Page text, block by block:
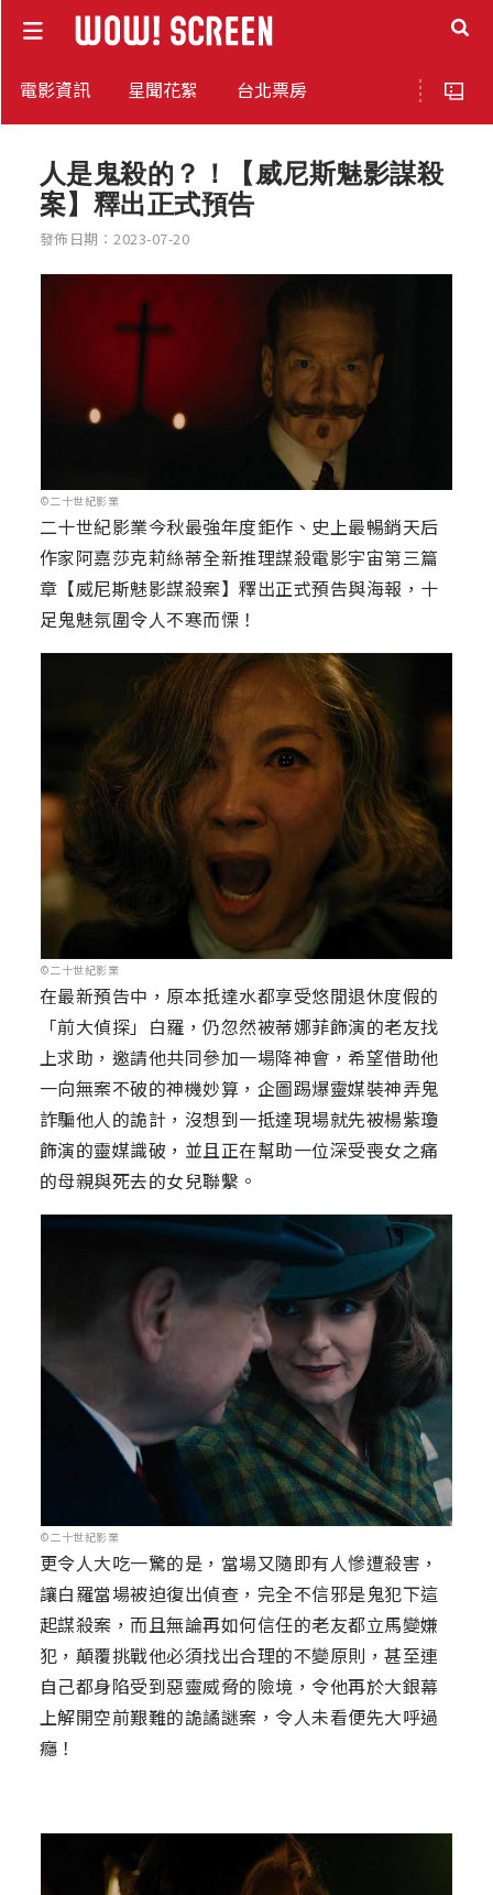
電影資訊 星聞花絮 台北票房
人是鬼殺的？！【威尼斯魅影謀殺
案】釋出正式預告
發佈日期：2023-07-20
©二十世紀影業
二十世紀影業今秋最強年度鉅作、史上最暢銷天后
作家阿嘉莎克莉絲蒂全新推理謀殺電影宇宙第三篇
章【威尼斯魅影謀殺案】釋出正式預告與海報，十
足鬼魅氛圍令人不寒而慄！
©二十世紀影業
在最新預告中，原本抵達水都享受悠閒退休度假的
「前大偵探」白羅，仍忽然被蒂娜菲飾演的老友找
上求助，邀請他共同參加一場降神會，希望借助他
一向無案不破的神機妙算，企圖踢爆靈媒裝神弄鬼
詐騙他人的詭計，沒想到一抵達現場就先被楊紫瓊
飾演的靈媒識破，並且正在幫助一位深受喪女之痛
的母親與死去的女兒聯繫。
©二十世紀影業
更令人大吃一驚的是，當場又隨即有人慘遭殺害，
讓白羅當場被迫復出偵查，完全不信邪是鬼犯下這
起謀殺案，而且無論再如何信任的老友都立馬變嫌
犯，顛覆挑戰他必須找出合理的不變原則，甚至連
自己都身陷受到惡靈威脅的險境，令他再於大銀幕
上解開空前艱難的詭譎謎案，令人未看便先大呼過
癮！